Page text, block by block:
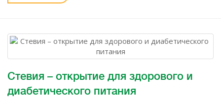
Стевия – открытие для здорового и
диабетического питания